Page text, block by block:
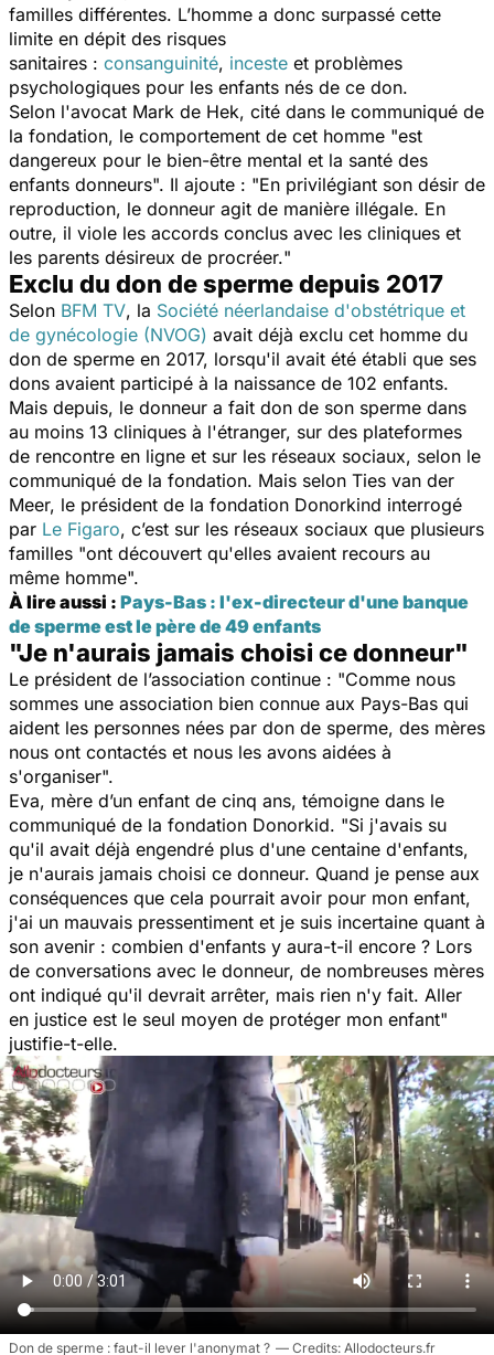
familles différentes. L’homme a donc surpassé cette
limite en dépit des risques
sanitaires : consanguinité, inceste et problèmes
psychologiques pour les enfants nés de ce don.
Selon l'avocat Mark de Hek, cité dans le communiqué de
la fondation, le comportement de cet homme "est
dangereux pour le bien-être mental et la santé des
enfants donneurs". Il ajoute : "En privilégiant son désir de
reproduction, le donneur agit de manière illégale. En
outre, il viole les accords conclus avec les cliniques et
les parents désireux de procréer."
Exclu du don de sperme depuis 2017
Selon BFM TV, la Société néerlandaise d'obstétrique et
de gynécologie (NVOG) avait déjà exclu cet homme du
don de sperme en 2017, lorsqu'il avait été établi que ses
dons avaient participé à la naissance de 102 enfants.
Mais depuis, le donneur a fait don de son sperme dans
au moins 13 cliniques à l'étranger, sur des plateformes
de rencontre en ligne et sur les réseaux sociaux, selon le
communiqué de la fondation. Mais selon Ties van der
Meer, le président de la fondation Donorkind interrogé
par Le Figaro, c’est sur les réseaux sociaux que plusieurs
familles "ont découvert qu'elles avaient recours au
même homme".
À lire aussi : Pays-Bas : l'ex-directeur d'une banque
de sperme est le père de 49 enfants
"Je n'aurais jamais choisi ce donneur"
Le président de l’association continue : "Comme nous
sommes une association bien connue aux Pays-Bas qui
aident les personnes nées par don de sperme, des mères
nous ont contactés et nous les avons aidées à
s'organiser".
Eva, mère d’un enfant de cinq ans, témoigne dans le
communiqué de la fondation Donorkid. "Si j'avais su
qu'il avait déjà engendré plus d'une centaine d'enfants,
je n'aurais jamais choisi ce donneur. Quand je pense aux
conséquences que cela pourrait avoir pour mon enfant,
j'ai un mauvais pressentiment et je suis incertaine quant à
son avenir : combien d'enfants y aura-t-il encore ? Lors
de conversations avec le donneur, de nombreuses mères
ont indiqué qu'il devrait arrêter, mais rien n'y fait. Aller
en justice est le seul moyen de protéger mon enfant"
justifie-t-elle.
Don de sperme : faut-il lever l'anonymat ? Allodocteurs.fr